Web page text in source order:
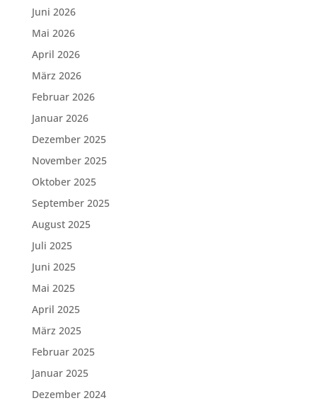
Juni 2026
Mai 2026
April 2026
März 2026
Februar 2026
Januar 2026
Dezember 2025
November 2025
Oktober 2025
September 2025
August 2025
Juli 2025
Juni 2025
Mai 2025
April 2025
März 2025
Februar 2025
Januar 2025
Dezember 2024